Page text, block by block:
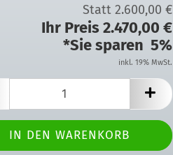
Statt 2.600,00 €
Ihr Preis 2.470,00 €
*Sie sparen 5%
inkl. 19% MwSt.